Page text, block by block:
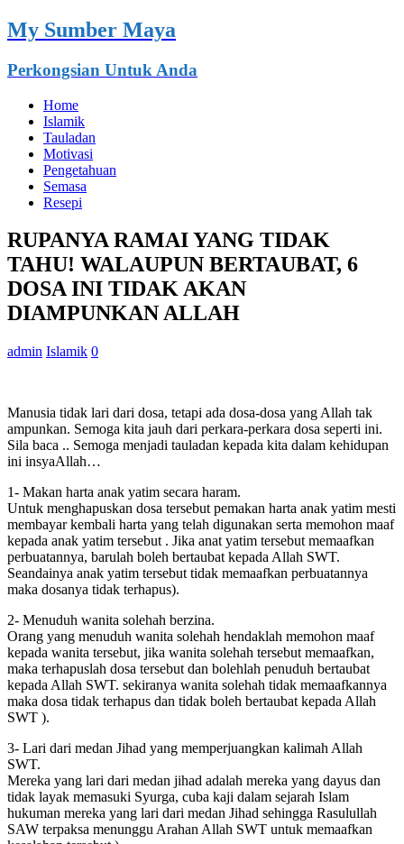
My Sumber Maya
Perkongsian Untuk Anda
Home
Islamik
Tauladan
Motivasi
Pengetahuan
Semasa
Resepi
RUPANYA RAMAI YANG TIDAK
TAHU! WALAUPUN BERTAUBAT, 6
DOSA INI TIDAK AKAN
DIAMPUNKAN ALLAH
admin Islamik 0
Manusia tidak lari dari dosa, tetapi ada dosa-dosa yang Allah tak
ampunkan. Semoga kita jauh dari perkara-perkara dosa seperti ini.
Sila baca .. Semoga menjadi tauladan kepada kita dalam kehidupan
ini insyaAllah…
1- Makan harta anak yatim secara haram.
Untuk menghapuskan dosa tersebut pemakan harta anak yatim mesti
membayar kembali harta yang telah digunakan serta memohon maaf
kepada anak yatim tersebut . Jika anat yatim tersebut memaafkan
perbuatannya, barulah boleh bertaubat kepada Allah SWT.
Seandainya anak yatim tersebut tidak memaafkan perbuatannya
maka dosanya tidak terhapus).
2- Menuduh wanita solehah berzina.
Orang yang menuduh wanita solehah hendaklah memohon maaf
kepada wanita tersebut, jika wanita solehah tersebut memaafkan,
maka terhapuslah dosa tersebut dan bolehlah penuduh bertaubat
kepada Allah SWT. sekiranya wanita solehah tidak memaafkannya
maka dosa tidak terhapus dan tidak boleh bertaubat kepada Allah
SWT ).
3- Lari dari medan Jihad yang memperjuangkan kalimah Allah
SWT.
Mereka yang lari dari medan jihad adalah mereka yang dayus dan
tidak layak memasuki Syurga, cuba kaji dalam sejarah Islam
hukuman mereka yang lari dari medan Jihad sehingga Rasulullah
SAW terpaksa menunggu Arahan Allah SWT untuk memaafkan
CLOSE ✖